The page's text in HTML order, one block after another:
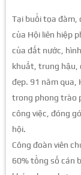
Tại buổi tọa đàm,
của Hội liên hiệp
của đất nước,
khuất, trung hậu,
đẹp. 91 năm qua,
trong phong trào
công việc, đóng
hội.
Công đoàn viên
60% tổng số cán